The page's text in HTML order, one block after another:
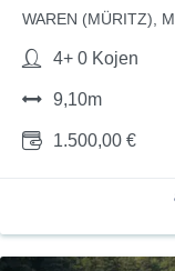
WAREN (MÜRITZ),
4+ 0 Kojen
9,10m
1.500,00 €